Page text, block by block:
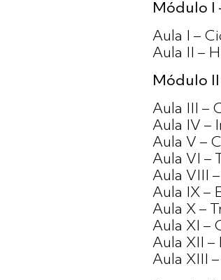
Módulo I
Aula I –
Aula II –
Módulo
Aula III –
Aula IV –
Aula V –
Aula VI –
Aula VIII
Aula IX –
Aula X –
Aula XI –
Aula XII –
Aula XIII